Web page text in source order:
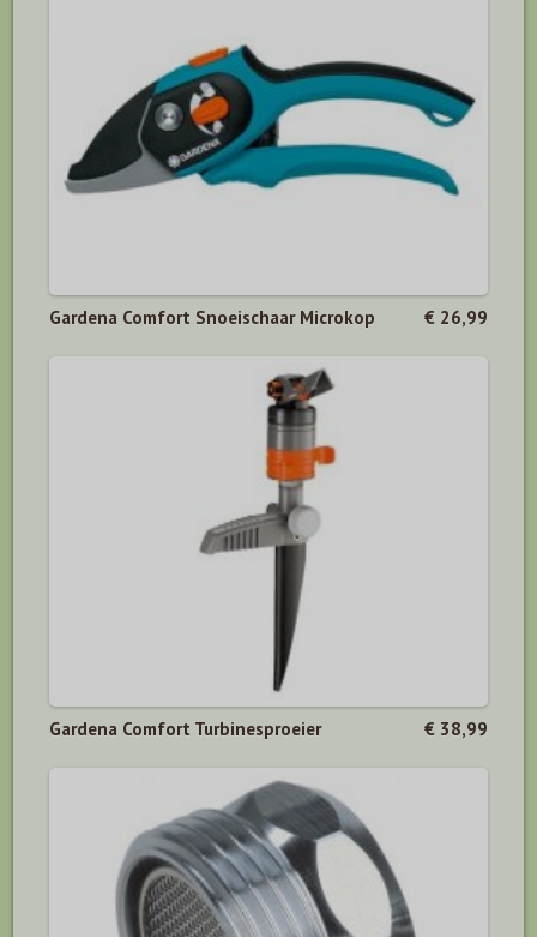
Gardena Comfort Snoeischaar Microkop € 26,99
Gardena Comfort Turbinesproeier € 38,99